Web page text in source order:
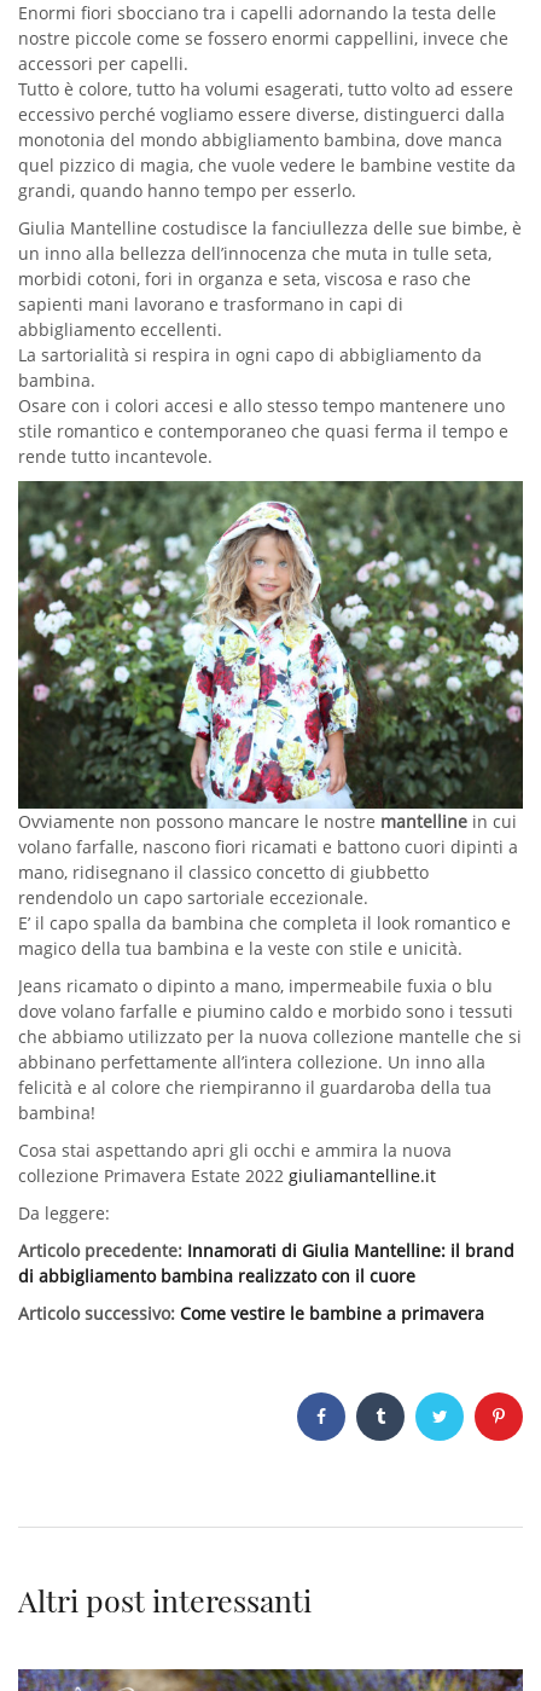
Enormi fiori sbocciano tra i capelli adornando la testa delle
nostre piccole come se fossero enormi cappellini, invece che
accessori per capelli.
Tutto è colore, tutto ha volumi esagerati, tutto volto ad essere
eccessivo perché vogliamo essere diverse, distinguerci dalla
monotonia del mondo abbigliamento bambina, dove manca
quel pizzico di magia, che vuole vedere le bambine vestite da
grandi, quando hanno tempo per esserlo.
Giulia Mantelline costudisce la fanciullezza delle sue bimbe, è
un inno alla bellezza dell’innocenza che muta in tulle seta,
morbidi cotoni, fori in organza e seta, viscosa e raso che
sapienti mani lavorano e trasformano in capi di
abbigliamento eccellenti.
La sartorialità si respira in ogni capo di abbigliamento da
bambina.
Osare con i colori accesi e allo stesso tempo mantenere uno
stile romantico e contemporaneo che quasi ferma il tempo e
rende tutto incantevole.
Ovviamente non possono mancare le nostre mantelline in cui
volano farfalle, nascono fiori ricamati e battono cuori dipinti a
mano, ridisegnano il classico concetto di giubbetto
rendendolo un capo sartoriale eccezionale.
E’ il capo spalla da bambina che completa il look romantico e
magico della tua bambina e la veste con stile e unicità.
Jeans ricamato o dipinto a mano, impermeabile fuxia o blu
dove volano farfalle e piumino caldo e morbido sono i tessuti
che abbiamo utilizzato per la nuova collezione mantelle che si
abbinano perfettamente all’intera collezione. Un inno alla
felicità e al colore che riempiranno il guardaroba della tua
bambina!
Cosa stai aspettando apri gli occhi e ammira la nuova
collezione Primavera Estate 2022 giuliamantelline.it
Da leggere:
Articolo precedente: Innamorati di Giulia Mantelline: il brand
di abbigliamento bambina realizzato con il cuore
Articolo successivo: Come vestire le bambine a primavera
Altri post interessanti